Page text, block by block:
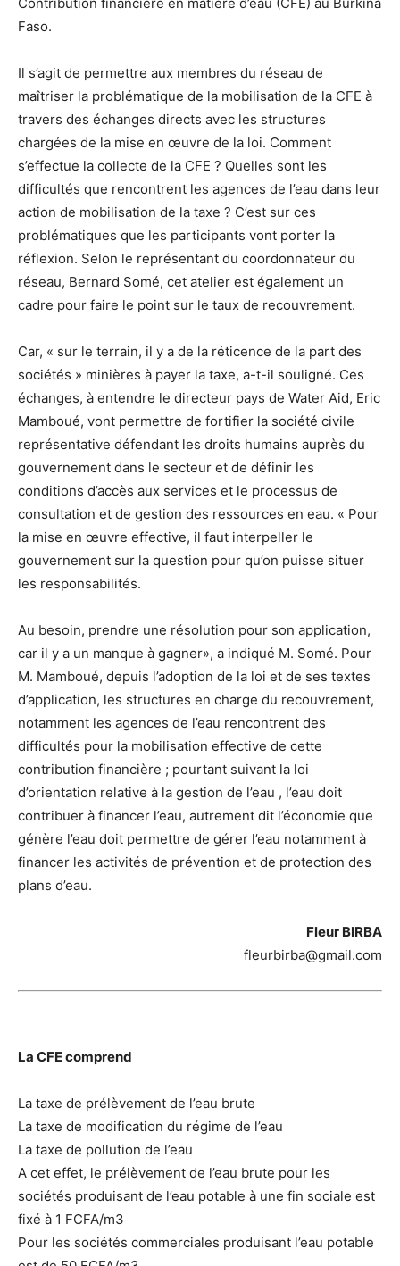
Faso.
Il s’agit de permettre aux membres du réseau de
maîtriser la problématique de la mobilisation de la CFE à
travers des échanges directs avec les structures
chargées de la mise en œuvre de la loi. Comment
s’effectue la collecte de la CFE ? Quelles sont les
difficultés que rencontrent les agences de l’eau dans leur
action de mobilisation de la taxe ? C’est sur ces
problématiques que les participants vont porter la
réflexion. Selon le représentant du coordonnateur du
réseau, Bernard Somé, cet atelier est également un
cadre pour faire le point sur le taux de recouvrement.
Car, « sur le terrain, il y a de la réticence de la part des
sociétés » minières à payer la taxe, a-t-il souligné. Ces
échanges, à entendre le directeur pays de Water Aid, Eric
Mamboué, vont permettre de fortifier la société civile
représentative défendant les droits humains auprès du
gouvernement dans le secteur et de définir les
conditions d’accès aux services et le processus de
consultation et de gestion des ressources en eau. « Pour
la mise en œuvre effective, il faut interpeller le
gouvernement sur la question pour qu’on puisse situer
les responsabilités.
Au besoin, prendre une résolution pour son application,
car il y a un manque à gagner», a indiqué M. Somé. Pour
M. Mamboué, depuis l’adoption de la loi et de ses textes
d’application, les structures en charge du recouvrement,
notamment les agences de l’eau rencontrent des
difficultés pour la mobilisation effective de cette
contribution financière ; pourtant suivant la loi
d’orientation relative à la gestion de l’eau , l’eau doit
contribuer à financer l’eau, autrement dit l’économie que
génère l’eau doit permettre de gérer l’eau notamment à
financer les activités de prévention et de protection des
plans d’eau.
Fleur BIRBA
fleurbirba@gmail.com
La CFE comprend
La taxe de prélèvement de l’eau brute
La taxe de modification du régime de l’eau
La taxe de pollution de l’eau
A cet effet, le prélèvement de l’eau brute pour les
sociétés produisant de l’eau potable à une fin sociale est
fixé à 1 FCFA/m3
Pour les sociétés commerciales produisant l’eau potable